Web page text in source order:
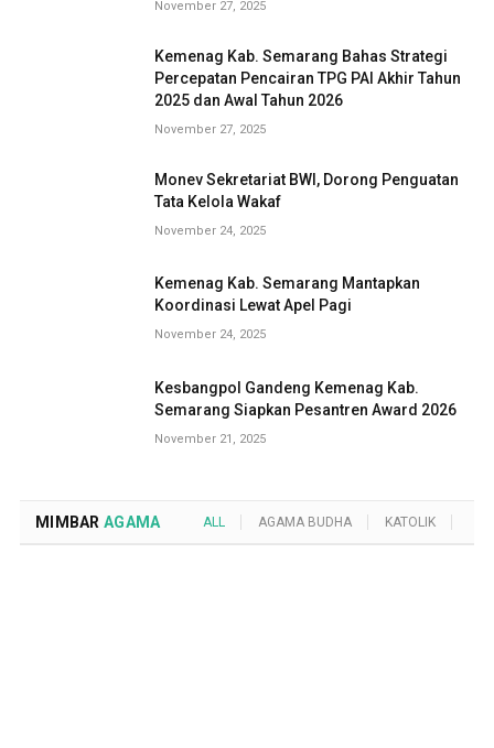
November 27, 2025
Kemenag Kab. Semarang Bahas Strategi
Percepatan Pencairan TPG PAI Akhir Tahun
2025 dan Awal Tahun 2026
November 27, 2025
Monev Sekretariat BWI, Dorong Penguatan
Tata Kelola Wakaf
November 24, 2025
Kemenag Kab. Semarang Mantapkan
Koordinasi Lewat Apel Pagi
November 24, 2025
Kesbangpol Gandeng Kemenag Kab.
Semarang Siapkan Pesantren Award 2026
November 21, 2025
MIMBAR AGAMA ALL AGAMA BUDHA KATOLIK